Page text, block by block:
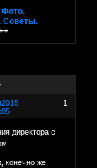
Советы.
1
2015-
директора с
конечно же,